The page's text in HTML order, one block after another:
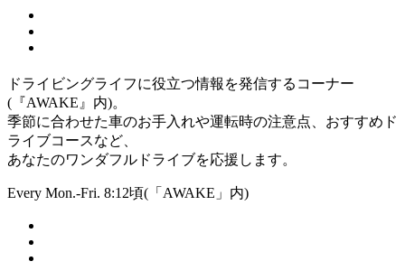
ドライビングライフに役立つ情報を発信するコーナー
(『AWAKE』内)。
季節に合わせた車のお手入れや運転時の注意点、おすすめド
ライブコースなど、
あなたのワンダフルドライブを応援します。
Every Mon.-Fri. 8:12頃(「AWAKE」内)